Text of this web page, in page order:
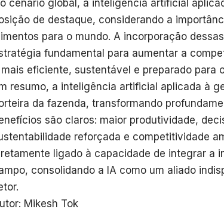
cenário global, a inteligência artificial
de destaque, considerando a
para o mundo. A incorporação
fundamental para aumentar a
eficiente, sustentável e preparado para
resumo, a inteligência artificial aplicada à
da fazenda, transformando
são claros: maior produtividade,
reforçada e competitividade
ligado à capacidade de integrar a
consolidando a IA como um aliado
Mikesh Tok